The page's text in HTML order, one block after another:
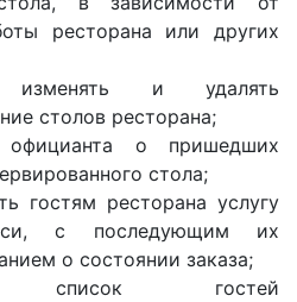
ресторана или других
изменять и удалять
столов ресторана;
официанта о пришедших
стола;
гостям ресторана услугу
с последующим их
о состоянии заказа;
список гостей